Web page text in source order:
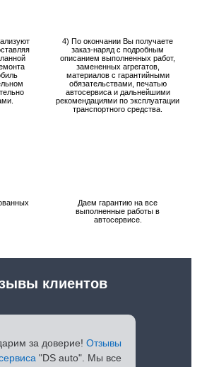
4) По окончании Вы получаете
заказ-наряд с подробным
описанием выполненных работ,
замененных агрегатов,
материалов с гарантийными
обязательствами, печатью
автосервиса и дальнейшими
рекомендациями по эксплуатации
транспортного средства.
Даем гарантию на все
выполненные работы в
автосервисе.
за доверие! Отзывы
"DS auto". Мы все
клиентов